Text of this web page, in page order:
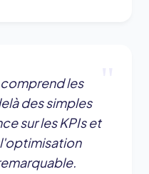
les
des simples
sur les KPIs et